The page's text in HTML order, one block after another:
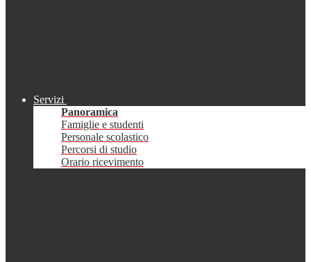
Servizi
Panoramica
Famiglie e studenti
Personale scolastico
Percorsi di studio
Orario ricevimento